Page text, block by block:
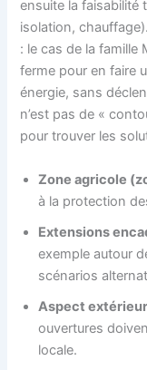
ensuite la faisabilité
isolation,
: le cas de la famille
ferme pour en faire
énergie, sans
n’est pas de «
pour trouver les
Zone agricole
à la protection
Extensions
exemple autour
scénarios
Aspect extérieur
ouvertures
locale.